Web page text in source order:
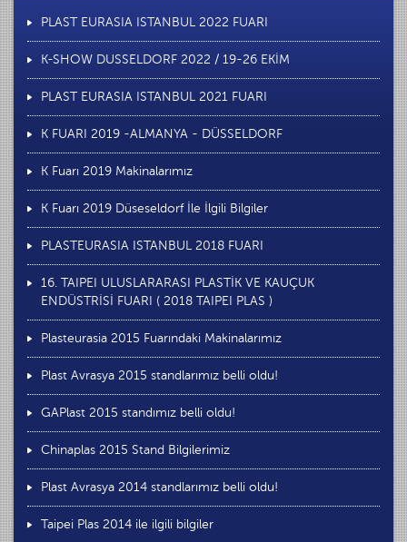
PLAST EURASIA ISTANBUL 2022 FUARI
K-SHOW DUSSELDORF 2022 / 19-26 EKİM
PLAST EURASIA ISTANBUL 2021 FUARI
K FUARI 2019 -ALMANYA - DÜSSELDORF
K Fuarı 2019 Makinalarımız
K Fuarı 2019 Düseseldorf İle İlgili Bilgiler
PLASTEURASIA ISTANBUL 2018 FUARI
16. TAIPEI ULUSLARARASI PLASTİK VE KAUÇUK
ENDÜSTRİSİ FUARI ( 2018 TAIPEI PLAS )
Plasteurasia 2015 Fuarındaki Makinalarımız
Plast Avrasya 2015 standlarımız belli oldu!
GAPlast 2015 standımız belli oldu!
Chinaplas 2015 Stand Bilgilerimiz
Plast Avrasya 2014 standlarımız belli oldu!
Taipei Plas 2014 ile ilgili bilgiler